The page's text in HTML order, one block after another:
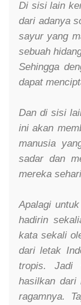
Di sisi lain
dari adanya
sayur yang
sebuah
Sehingga
dapat
Dan di sisi
ini akan
manusia
sadar dan
mereka
Apalagi
hadirin
kata sekali
dari letak
tropis. Jadi
hasilkan dari
ragamnya.